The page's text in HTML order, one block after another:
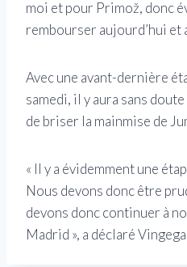
moi et pour Primož, donc
rembourser aujourd’hui et
Avec une avant-dernière
samedi, il y aura sans
de briser la mainmise de
« Il y a évidemment une
Nous devons donc être
devons donc continuer à
Madrid », a déclaré